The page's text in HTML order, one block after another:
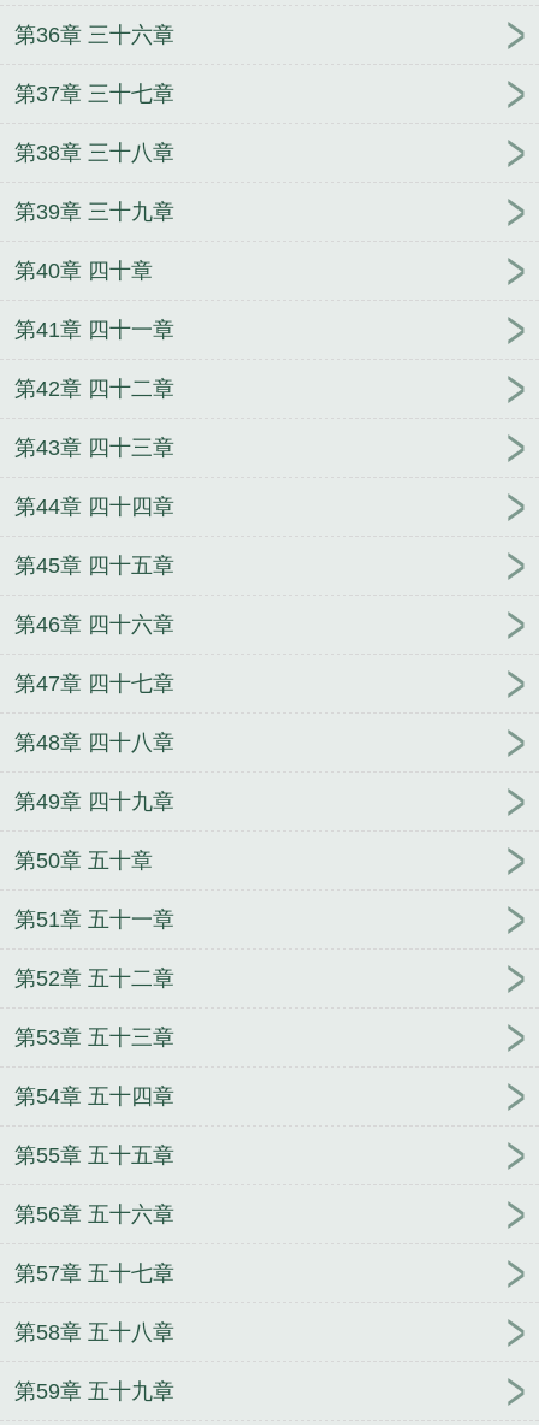
第36章 三十六章
第37章 三十七章
第38章 三十八章
第39章 三十九章
第40章 四十章
第41章 四十一章
第42章 四十二章
第43章 四十三章
第44章 四十四章
第45章 四十五章
第46章 四十六章
第47章 四十七章
第48章 四十八章
第49章 四十九章
第50章 五十章
第51章 五十一章
第52章 五十二章
第53章 五十三章
第54章 五十四章
第55章 五十五章
第56章 五十六章
第57章 五十七章
第58章 五十八章
第59章 五十九章